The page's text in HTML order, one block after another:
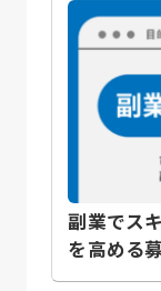
副業でス
を高める